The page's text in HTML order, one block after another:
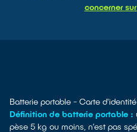
concerner
Batterie portable - Carte d'identité
Définition de batterie portable :
pèse 5 kg ou moins, n’est pas